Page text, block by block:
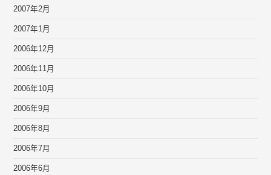
2007年2月
2007年1月
2006年12月
2006年11月
2006年10月
2006年9月
2006年8月
2006年7月
2006年6月